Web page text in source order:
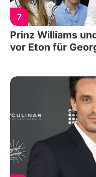
7
Prinz Williams
vor Eton für